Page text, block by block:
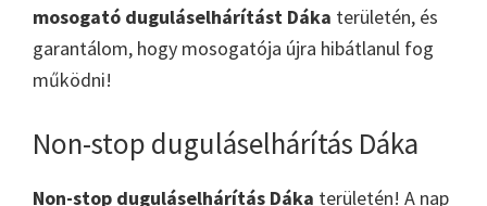
mosogató duguláselhárítást Dáka területén, és
garantálom, hogy mosogatója újra hibátlanul fog
működni!
Non-stop duguláselhárítás Dáka
Non-stop duguláselhárítás Dáka területén! A nap